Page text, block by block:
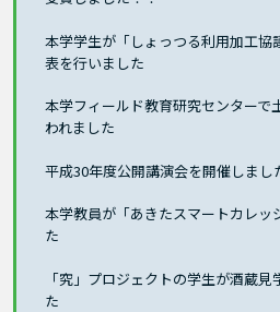
本学学生が「しょっつる利用加工協
表を行いました
本学フィールド教育研究センターで
われました
平成30年度公開講演会を開催しまし
本学教員が「あきたスマートカレッ
た
「究」プロジェクトの学生が酒蔵
た